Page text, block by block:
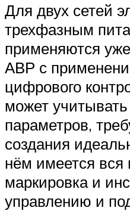
Для двух сетей
трехфазным
применяются
АВР с
цифрового
может
параметров,
создания
нём имеется вся
маркировка и
управлению и